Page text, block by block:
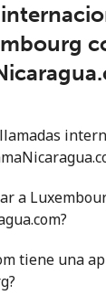
169 min
25 min
27 min
a
tiene una